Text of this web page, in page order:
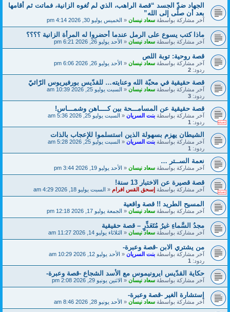
الجهاد ضدّ الجسد “قصة الراهب، الذي لم تُغوه الزانية، فماتت ثم أقامها
بعد أن صلّى إلى الله”
آخر مشاركة بواسطةسعاد نيسان«الخميس يوليو 30, 2026 4:14 pm
ماذا كتب يسوع على الرمل عندما أحضروا له المرأة الزانية ؟؟؟؟
آخر مشاركة بواسطةسعاد نيسان«الأحد يوليو 26, 2026 6:21 pm
قصة روحية: توبة اللص
آخر مشاركة بواسطةسعاد نيسان«الأحد يوليو 26, 2026 6:06 pm
ردود: 2
قصة حقيقية في محبّة الله وعنايته… للقدّيس بورفيريوس الرّائيّ
آخر مشاركة بواسطةسعاد نيسان«السبت يوليو 25, 2026 10:39 am
ردود: 3
قصة حقيقية عن المسامـــحة بين كــــاهن وشمـــاس!
آخر مشاركة بواسطةبنت السريان«السبت يوليو 25, 2026 5:36 am
ردود: 1
الشيطان يهزم بسهولة الذين استسلموا للإعجاب بالذات
آخر مشاركة بواسطةبنت السريان«السبت يوليو 25, 2026 5:28 am
ردود: 1
نعمة الســتر …
آخر مشاركة بواسطةسعاد نيسان«الأحد يوليو 19, 2026 3:44 pm
قصة قصيرة عن الاختبار 13 سنة!
آخر مشاركة بواسطةإسحق القس افرام«السبت يوليو 18, 2026 4:29 am
المسيح الطريد !! قصة واقعية
آخر مشاركة بواسطةسعاد نيسان«الجمعة يوليو 17, 2026 12:18 pm
مجدُ السَّماءِ غيرُ مُتَعَذِّرٍ – قصة حقيقية
آخر مشاركة بواسطةسعاد نيسان«الثلاثاء يوليو 14, 2026 11:27 am
من يشتري الابن -قصة وعبرة-
آخر مشاركة بواسطةبنت السريان«الأحد يوليو 12, 2026 10:29 am
ردود: 1
حكاية القدّيس ايرونيموس مع الأسد الشجاع -قصة وعبرة-
آخر مشاركة بواسطةسعاد نيسان«الاثنين يونيو 29, 2026 2:08 pm
إستشارة الغير -قصة وعبرة-
آخر مشاركة بواسطةسعاد نيسان«الأحد يونيو 28, 2026 8:46 am